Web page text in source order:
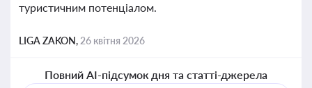
туристичним потенціалом.
LIGA ZAKON, 26 квітня 2026
Повний AI-підсумок дня та статті-джерела